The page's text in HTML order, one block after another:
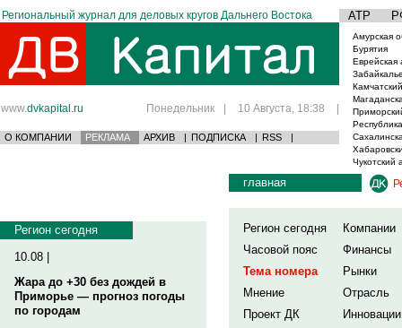
Региональный журнал для деловых кругов Дальнего Востока АТР
www.dvkapital.ru Понедельник | 10 Августа, 18:38 |
О КОМПАНИИ РЕКЛАМА АРХИВ | ПОДПИСКА | RSS |
Амурская
Бурятия
Еврейская
Чукотский
Регион сегодня
10.08 |
Жара до +30 без дождей в
Приморье — прогноз погоды
по городам
главная
Регион сегодня
Компании
Часовой пояс
Финансы
Тема номера
Рынки
Мнение
Отрасль
Проект ДК
Инновации